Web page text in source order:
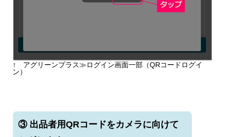
↑ アグリーンプラス≫ログイン画面一部（QRコードログイ
ン）
③ 出品者用QRコードをカメラに向けて